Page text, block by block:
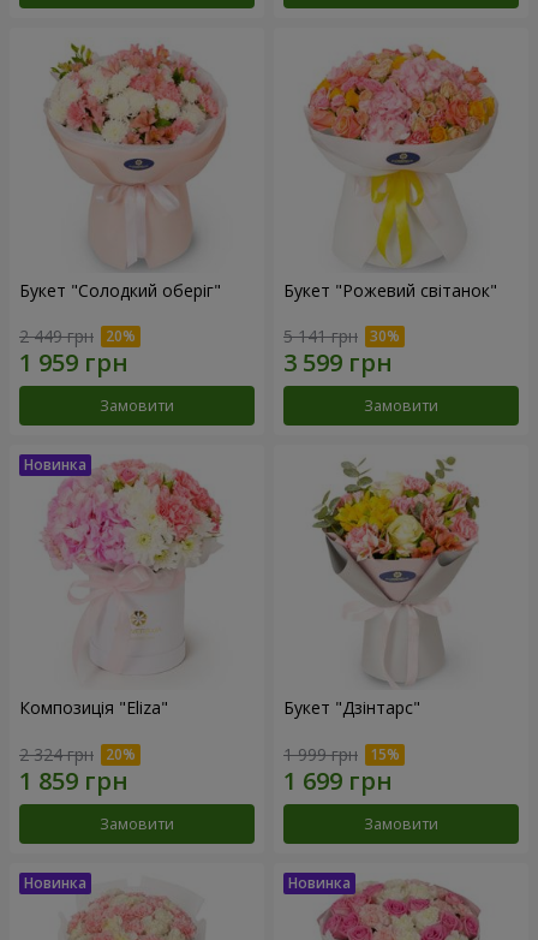
Букет "Солодкий оберіг"
2 449 грн
Замовити
Букет "Рожевий світанок"
5 141 грн
Замовити
Композиція "Eliza"
2 324 грн
Замовити
Букет "Дзінтарс"
1 999 грн
Замовити